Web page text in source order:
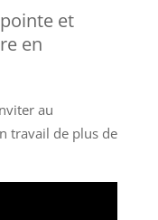
et
en
au
travail de plus de